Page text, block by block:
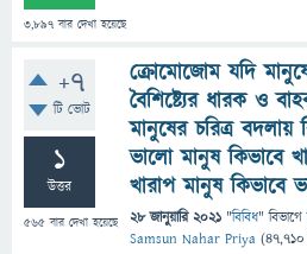
3,897 বার দেখা হয়েছে
+7
টি ভোট
1
উত্তর
565 বার দেখা হয়েছে
ক্রোমোজোম যদি
বৈশিষ্ট্যের ধারক ও
মানুষের চরিত্র বদলায়
ভালো মানুষ কিভাবে
খারাপ মানুষ কিভাবে
28 জানুয়ারি 2021 "বিবিধ" বিভাগে
Samsun Nahar Priya (47,710